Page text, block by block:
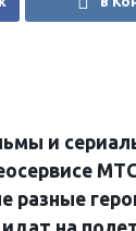
и
разные